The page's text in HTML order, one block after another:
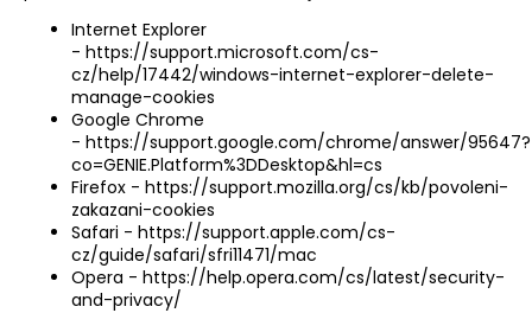
Internet Explorer
- https://support.microsoft.com/cs-
cz/help/17442/windows-internet-explorer-delete-
manage-cookies
Google Chrome
- https://support.google.com/chrome/answer/95647?
co=GENIE.Platform%3DDesktop&hl=cs
Firefox - https://support.mozilla.org/cs/kb/povoleni-
zakazani-cookies
Safari - https://support.apple.com/cs-
cz/guide/safari/sfri11471/mac
Opera - https://help.opera.com/cs/latest/security-
and-privacy/